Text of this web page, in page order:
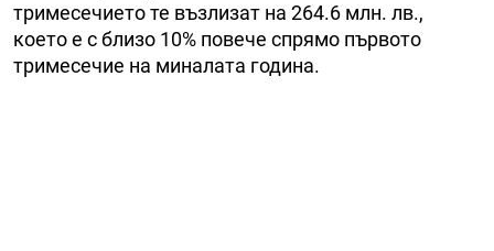
тримесечието те възлизат на 264.6 млн. лв.,
което е с близо 10% повече спрямо първото
тримесечие на миналата година.